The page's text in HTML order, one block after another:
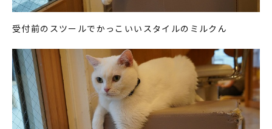
受付前のスツールでかっこいいスタイルのミルクん